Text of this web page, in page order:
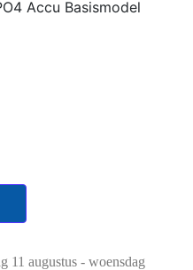
Accu Basismodel
11 augustus - woensdag